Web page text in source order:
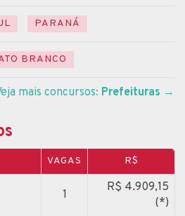
PARANÁ
BRANCO
mais concursos: Prefeituras →
VAGAS R$
1
R$ 4.909,15
(*)